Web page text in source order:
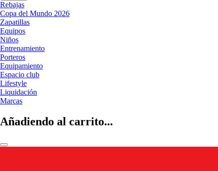
Rebajas
Copa del Mundo 2026
Zapatillas
Equipos
Niños
Entrenamiento
Porteros
Equipamiento
Espacio club
Lifestyle
Liquidación
Marcas
Añadiendo al carrito...